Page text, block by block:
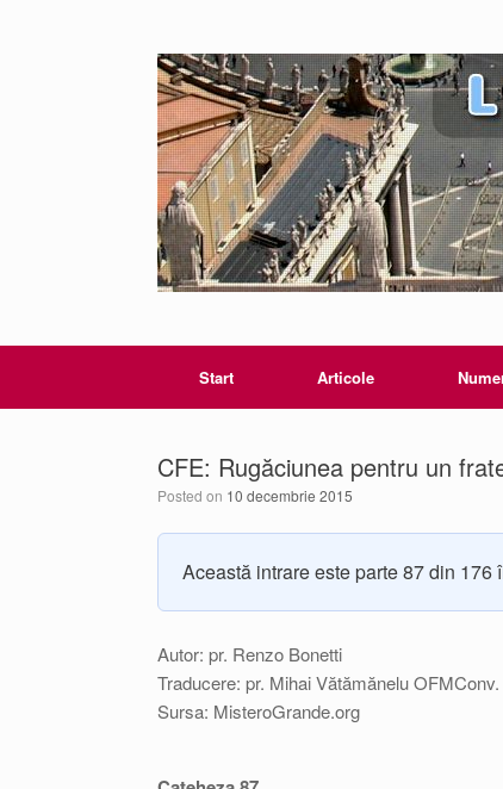
Start Articole
CFE: Rugăciunea pentru un
Posted on 10 decembrie 2015
Această intrare este parte 87 din 176
Autor: pr. Renzo Bonetti
Traducere: pr. Mihai Vătămănelu OFMConv.
Sursa: MisteroGrande.org